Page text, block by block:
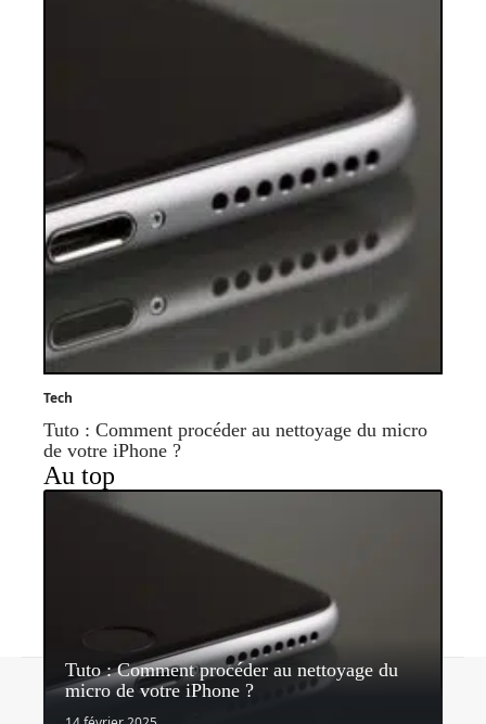
Tech
Tuto : Comment procéder au nettoyage du micro
de votre iPhone ?
Au top
Tuto : Comment procéder au nettoyage du
micro de votre iPhone ?
Contact Mentions légales Sitemap